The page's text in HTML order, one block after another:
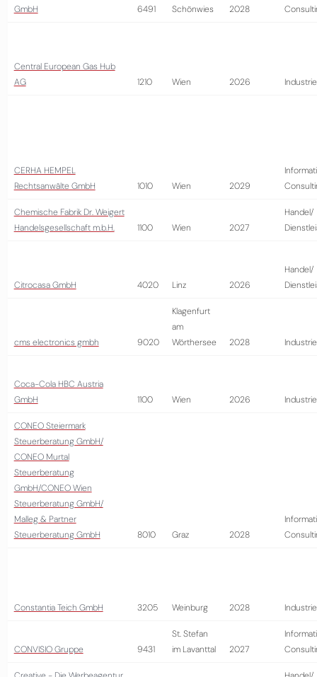
GmbH
6491 Schönwies 2028
Central European Gas Hub
AG
1210 Wien 2026 Industrie
CERHA HEMPEL
Rechtsanwälte GmbH
1010 Wien 2029
Chemische Fabrik Dr. Weigert
Handelsgesellschaft m.b.H.
1100 Wien 2027
Handel/
Citrocasa GmbH 4020 Linz 2026
Handel/
cms electronics gmbh 9020
Klagenfurt
am
Wörthersee
2028 Industrie
Coca-Cola HBC Austria
GmbH
1100 Wien 2026 Industrie
CONEO Steiermark
Steuerberatung GmbH/
CONEO Murtal
Steuerberatung
GmbH/CONEO Wien
Steuerberatung GmbH/
Malleg & Partner
Steuerberatung GmbH
8010 Graz 2028
Constantia Teich GmbH 3205 Weinburg 2028 Industrie
CONVISIO Gruppe 9431
St. Stefan
im Lavanttal
2027